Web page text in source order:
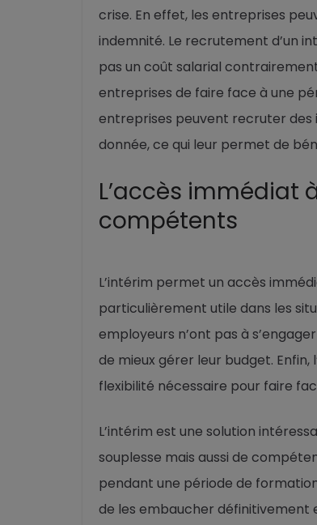
crise. En effet, les entreprises
indemnité. Le recrutement d’un
pas un coût salarial
entreprises de faire face à une
entreprises peuvent recruter des
donnée, ce qui leur permet de
L’accès immédiat
compétents
L’intérim permet un accès
particulièrement utile dans les
employeurs n’ont pas à
de mieux gérer leur budget.
flexibilité nécessaire pour faire
L’intérim est une solution
souplesse mais aussi de
pendant une période de
de les embaucher définitivement